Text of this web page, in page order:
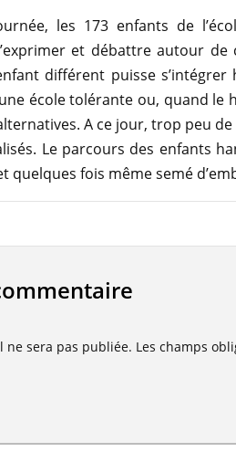
les 173 enfants de
et débattre autour de
différent puisse
école tolérante ou, quand le
A ce jour, trop peu
Le parcours des enfants
quelques fois même semé
ne sera pas publiée. Les champs